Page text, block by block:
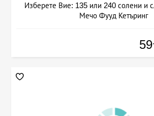
Изберете Вие: 135 или 240 солени и
Мечо Фууд Кетъринг
59